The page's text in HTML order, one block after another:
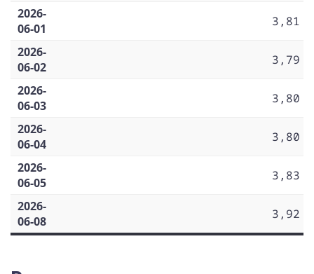
2026-
06-01
3,81
2026-
06-02
3,79
2026-
06-03
3,80
2026-
06-04
3,80
2026-
06-05
3,83
2026-
06-08
3,92